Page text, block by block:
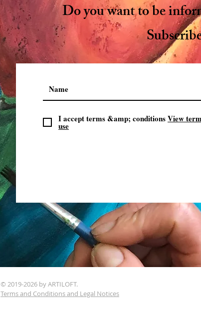
Do you want to be
I accept terms &amp; conditionsView
use
© 2019-2026 by ARTILOFT.
Terms and Conditions and Legal Notices